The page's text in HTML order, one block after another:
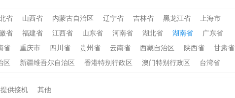
省 山西省 内蒙古自治区 辽宁省 吉林省 黑龙江省
上海市
省 福建省 江西省 山东省 河南省 湖北省 湖南省
广东省
省 重庆市 四川省 贵州省 云南省 西藏自治区 陕西省
甘肃省
区 新疆维吾尔自治区 香港特别行政区 澳门特别行政区 台湾省
提供接机 其他